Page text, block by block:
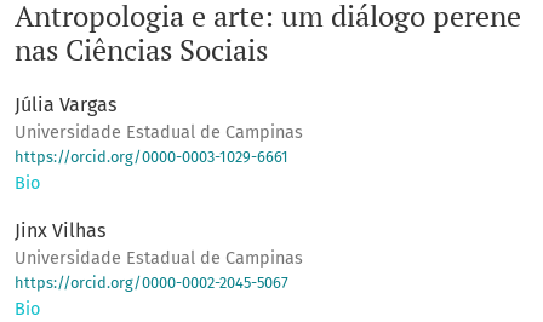
Antropologia e arte: um diálogo perene
nas Ciências Sociais
Júlia Vargas
Universidade Estadual de Campinas
https://orcid.org/0000-0003-1029-6661
Bio
Jinx Vilhas
Universidade Estadual de Campinas
https://orcid.org/0000-0002-2045-5067
Bio